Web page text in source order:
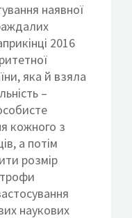
наявної
2016
яка й взяла
–
кожного з
а потім
розмір
наукових